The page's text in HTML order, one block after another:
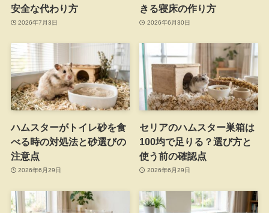
安全な代わり方
2026年7月3日
きる寝床の作り方
2026年6月30日
ハムスターがトイレ砂を食
べる時の対処法と砂選びの
注意点
2026年6月29日
セリアのハムスター巣箱は
100均で足りる？選び方と
使う前の確認点
2026年6月29日